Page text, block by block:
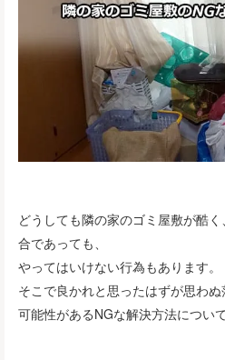
どうしても隣の家のゴミ屋敷が酷
合であっても、
やってはいけない行為もあります。
そこで良かれと思ったはずが思わ
可能性があるNGな解決方法につい